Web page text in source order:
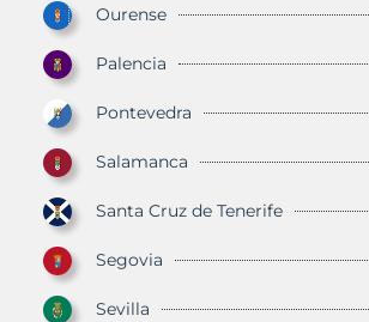
Ourense
Palencia
Pontevedra
Salamanca
Santa Cruz de Tenerife
Segovia
Sevilla